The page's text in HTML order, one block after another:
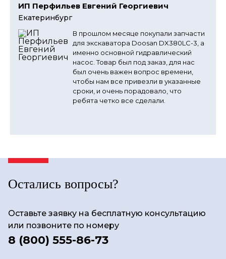
ИП Перфильев Евгений Георгиевич
Екатеринбург
В прошлом месяце покупали запчасти
для экскаватора Doosan DX380LC-3, а
именно основной гидравлический
насос. Товар был под заказ, для нас
был очень важен вопрос времени,
чтобы нам все привезли в указанные
сроки, и очень порадовало, что
ребята четко все сделали.
Остались вопросы?
Оставьте заявку на бесплатную консультацию
или позвоните по номеру
8 (800) 555-86-73